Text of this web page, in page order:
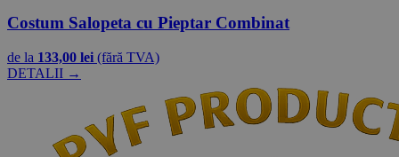
Costum Salopeta cu Pieptar Combinat
de la 133,00 lei (fără TVA)
DETALII →